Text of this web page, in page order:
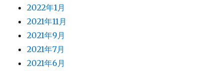
2022年1月
2021年11月
2021年9月
2021年7月
2021年6月